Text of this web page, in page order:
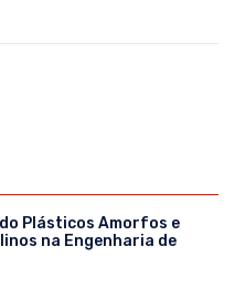
Plásticos Amorfos e
na Engenharia de